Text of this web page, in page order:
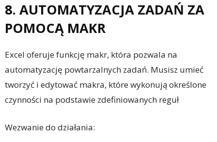
8. AUTOMATYZACJA ZADAŃ ZA
POMOCĄ MAKR
Excel oferuje funkcję makr, która pozwala na
automatyzację powtarzalnych zadań. Musisz umieć
tworzyć i edytować makra, które wykonują określone
czynności na podstawie zdefiniowanych reguł
Wezwanie do działania: